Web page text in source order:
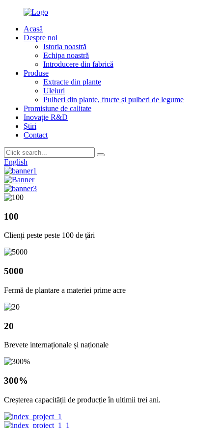
Acasă
Despre noi
Istoria noastră
Echipa noastră
Introducere din fabrică
Produse
Extracte din plante
Uleiuri
Pulberi din plante, fructe și pulberi de legume
Promisiune de calitate
Inovație R&D
Ştiri
Contact
English
100
Clienți peste peste 100 de țări
5000
Fermă de plantare a materiei prime acre
20
Brevete internaționale și naționale
300%
Creșterea capacității de producție în ultimii trei ani.